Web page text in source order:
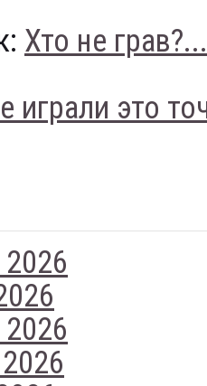
Хто не грав?...
играли это